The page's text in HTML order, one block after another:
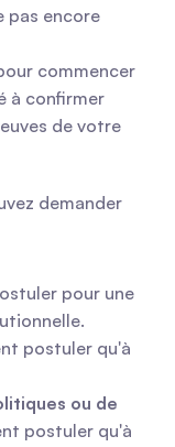
pas encore
commencer
à confirmer
de votre
demander
pour une
postuler qu'à
ou de
postuler qu'à